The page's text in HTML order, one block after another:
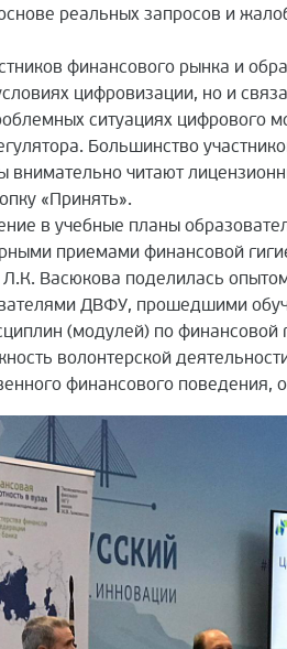
реальных запросов и
финансового рынка и
цифровизации, но и
ситуациях
Большинство
читают
«Принять».
в учебные планы
приемами финансовой
Васюкова поделилась
ДВФУ, прошедшими
(модулей) по
волонтерской
финансового поведения,